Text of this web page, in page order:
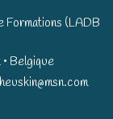
(LADB
Belgique​​